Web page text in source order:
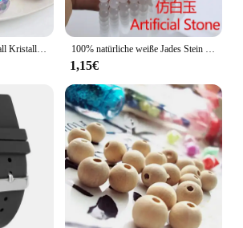
10Pcs 14mm 96Facets Ball Kristall Glas Runde Spacer Perle Großes Loch Für DIY Herstellung Von Schmuck Earing Accessorise hängende Dekoration 100% natürliche weiße Jades Stein runde Chalcedon lose Perlen 4 6 8 10 12 14mm DIY Handwerk Charms Perlen für die Schmuck herstellung
1,15€